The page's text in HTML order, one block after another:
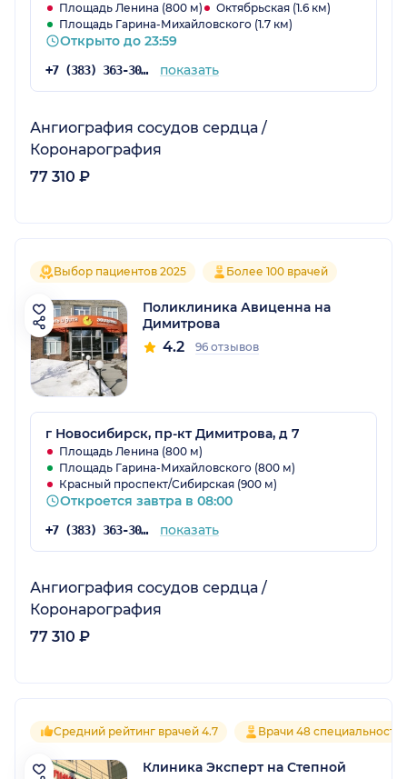
Площадь Ленина (800 м)
Октябрьская (1.6 км)
Площадь Гарина-Михайловского (1.7 км)
Открыто до 23:59
+7 (383) 363-30-03 показать
Ангиография сосудов сердца /
Коронарография
77 310 ₽
Выбор пациентов 2025 Более 100 врачей
Поликлиника Авиценна на
Димитрова
4.2 96 отзывов
г Новосибирск, пр-кт Димитрова, д 7
Площадь Ленина (800 м)
Площадь Гарина-Михайловского (800 м)
Красный проспект/Сибирская (900 м)
Откроется завтра в 08:00
+7 (383) 363-30-03 показать
Ангиография сосудов сердца /
Коронарография
77 310 ₽
Средний рейтинг врачей 4.7 Врачи 48
Клиника Эксперт на Степной